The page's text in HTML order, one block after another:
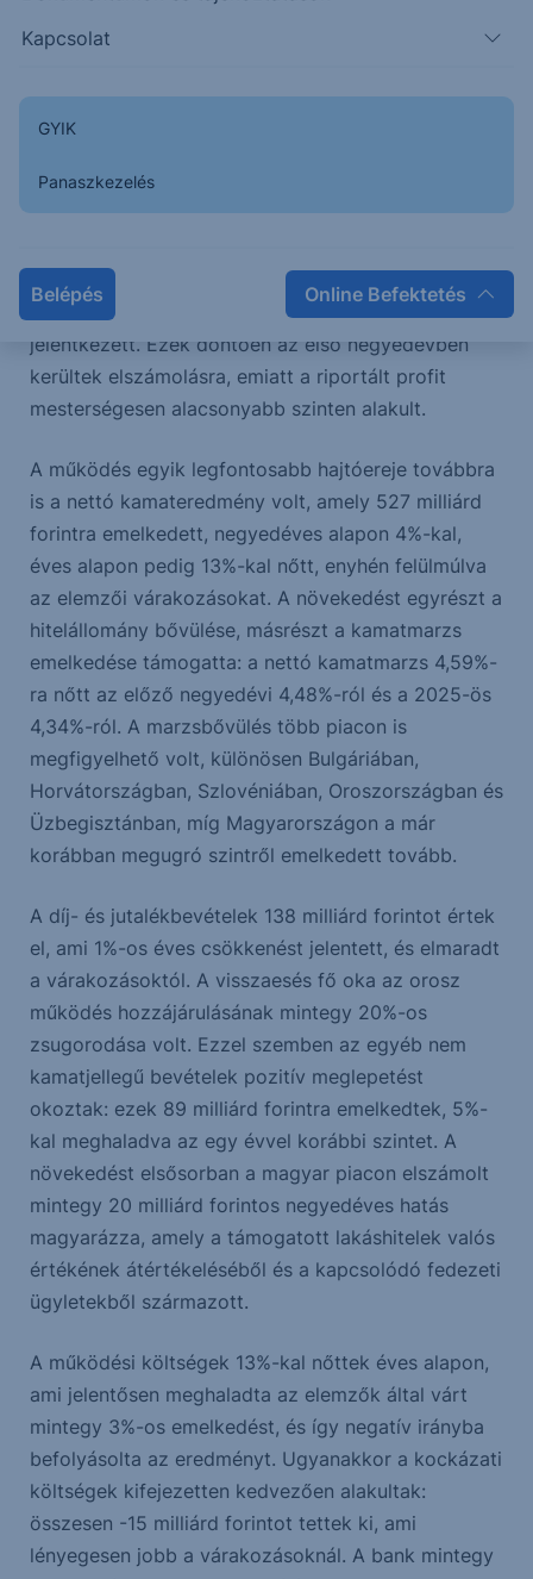
Kapcsolat
GYIK
Panaszkezelés
Belépés Online Befektetés
időarányos kiszűrésével a korrigált nettó eredmény
felel meg, azaz az alapjövedelmezőség kifejezetten
erős maradt.
Az egyszeri tételek közül a legnagyobb tételt a
magyarországi speciális bankadó(k) jelentette (-171
milliárd forint), míg Bulgáriában és Szlovéniában
további -15 milliárd forintnyi szabályozói költség
jelentkezett. Ezek döntően az első negyedévben
kerültek elszámolásra, emiatt a riportált profit
mesterségesen alacsonyabb szinten alakult.
A működés egyik legfontosabb hajtóereje továbbra
is a nettó kamateredmény volt, amely 527 milliárd
forintra emelkedett, negyedéves alapon 4%-kal,
éves alapon pedig 13%-kal nőtt, enyhén felülmúlva
az elemzői várakozásokat. A növekedést egyrészt a
hitelállomány bővülése, másrészt a kamatmarzs
emelkedése támogatta: a nettó kamatmarzs 4,59%-
ra nőtt az előző negyedévi 4,48%-ról és a 2025-ös
4,34%-ról. A marzsbővülés több piacon is
megfigyelhető volt, különösen Bulgáriában,
Horvátországban, Szlovéniában, Oroszországban és
Üzbegisztánban, míg Magyarországon a már
korábban megugró szintről emelkedett tovább.
A díj- és jutalékbevételek 138 milliárd forintot értek
el, ami 1%-os éves csökkenést jelentett, és elmaradt
a várakozásoktól. A visszaesés fő oka az orosz
működés hozzájárulásának mintegy 20%-os
zsugorodása volt. Ezzel szemben az egyéb nem
kamatjellegű bevételek pozitív meglepetést
okoztak: ezek 89 milliárd forintra emelkedtek, 5%-
kal meghaladva az egy évvel korábbi szintet. A
növekedést elsősorban a magyar piacon elszámolt
mintegy 20 milliárd forintos negyedéves hatás
magyarázza, amely a támogatott lakáshitelek valós
értékének átértékeléséből és a kapcsolódó fedezeti
ügyletekből származott.
A működési költségek 13%-kal nőttek éves alapon,
ami jelentősen meghaladta az elemzők által várt
mintegy 3%-os emelkedést, és így negatív irányba
befolyásolta az eredményt. Ugyanakkor a kockázati
költségek kifejezetten kedvezően alakultak:
összesen -15 milliárd forintot tettek ki, ami
lényegesen jobb a várakozásoknál. A bank mintegy